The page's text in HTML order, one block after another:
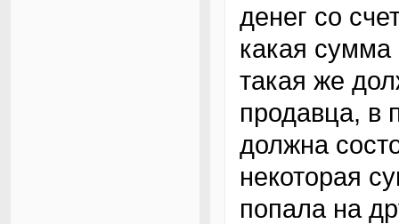
денег со
какая сумма
такая же
продавца, в
должна
некоторая
попала на